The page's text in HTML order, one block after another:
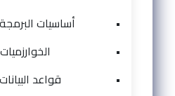
•
أساسيات
•
•
قواعد